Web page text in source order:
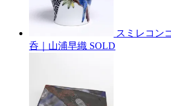
スミレコン
呑｜山浦早織 SOLD